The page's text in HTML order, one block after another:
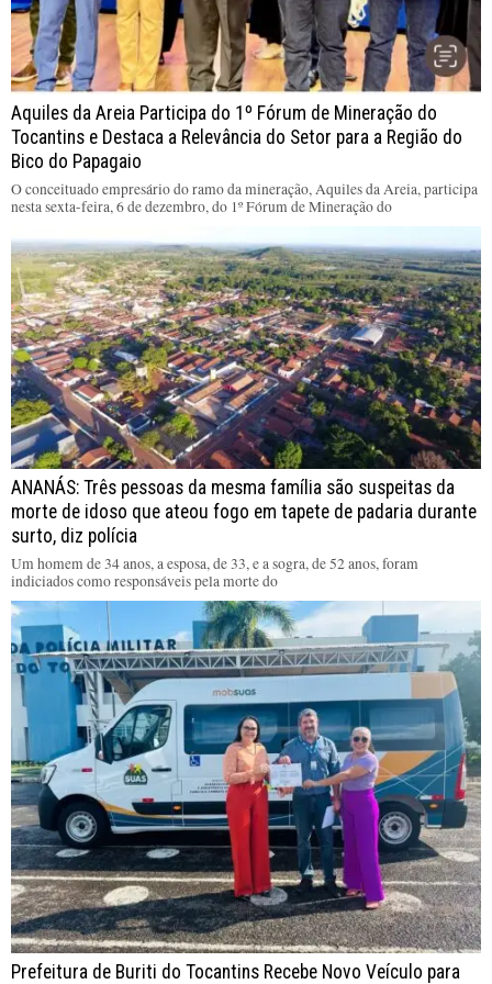
Aquiles da Areia Participa do 1º Fórum de Mineração do
Tocantins e Destaca a Relevância do Setor para a Região do
Bico do Papagaio
O conceituado empresário do ramo da mineração, Aquiles da Areia, participa
nesta sexta-feira, 6 de dezembro, do 1º Fórum de Mineração do
ANANÁS: Três pessoas da mesma família são suspeitas da
morte de idoso que ateou fogo em tapete de padaria durante
surto, diz polícia
Um homem de 34 anos, a esposa, de 33, e a sogra, de 52 anos, foram
indiciados como responsáveis pela morte do
Prefeitura de Buriti do Tocantins Recebe Novo Veículo para